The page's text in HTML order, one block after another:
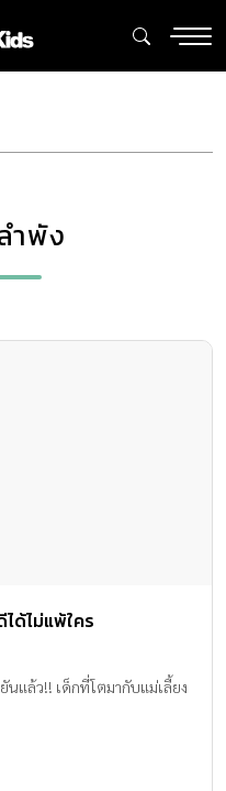
ำพัง
ด้ไม่แพ้ใคร
นแล้ว!! เด็กที่โตมากับแม่เลี้ยง